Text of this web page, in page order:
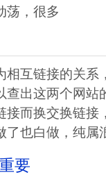
荡，很多
互链接的关系
查出这两个网站
接而换交换链接
了也白做，纯属
要